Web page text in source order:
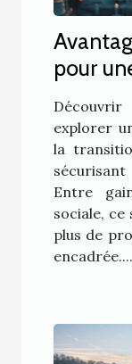
pour
vers le
explorer
la
Entre
sociale,
plus de
encadrée....